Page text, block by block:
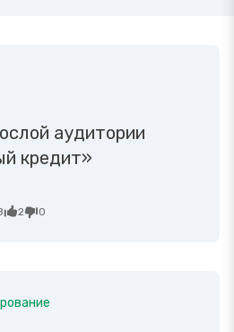
аудитории
кредит»
2 0